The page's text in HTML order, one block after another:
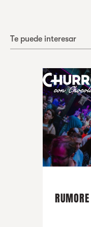
Te puede interesar